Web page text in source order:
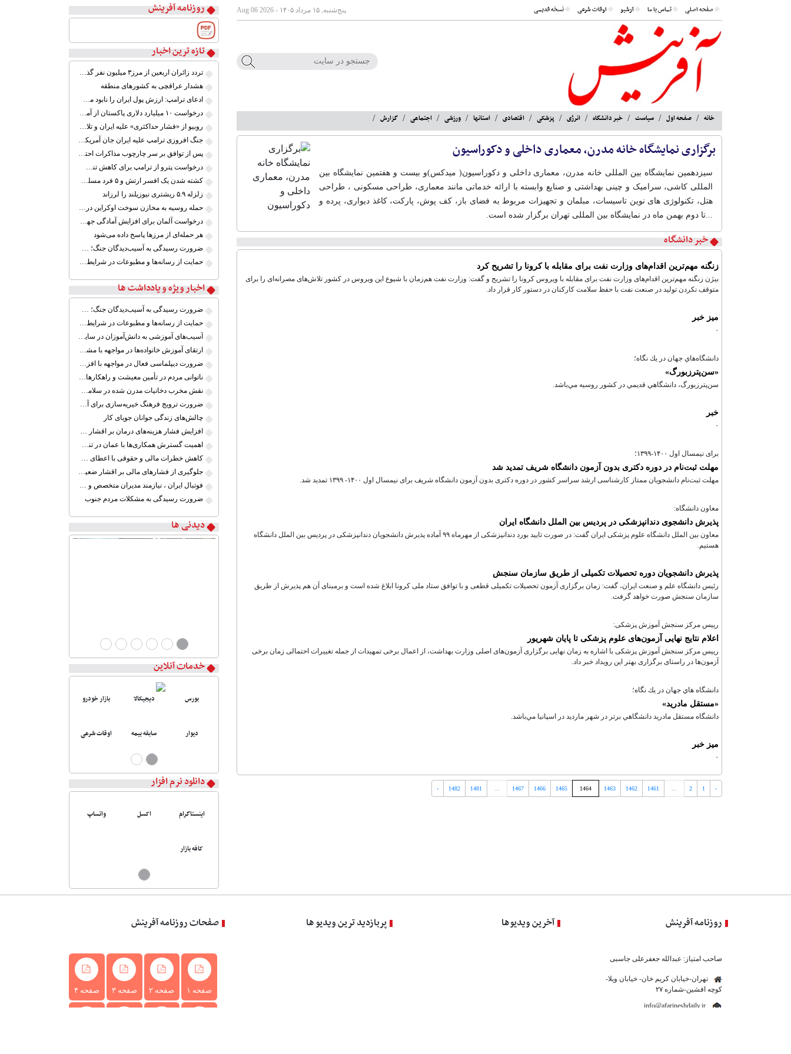
صفحه اصلی تماس با ما آرشیو اوقات شرعی نسخه قدیمی پنج‌شنبه, ۱۵ مرداد ۱۴۰۵ - Aug 06 2026
خانه صفحه اول سیاست خبر دانشگاه انرژی پزشکی اقتصادی استانها ورزشی اجتماعی گزارش
برگزاری نمایشگاه خانه مدرن، معماری داخلی و دکوراسیون
سیزدهمین نمایشگاه بین المللی خانه مدرن، معماری داخلی و دکوراسیون( میدکس)و بیست و هفتمین نمایشگاه بین
المللی کاشی، سرامیک و چینی بهداشتی و صنایع وابسته با ارائه خدماتی مانند معماری، طراحی مسکونی ، طراحی
هتل، تکنولوژی های نوین تاسیسات، مبلمان و تجهیزات مربوط به فضای باز، کف پوش، پارکت، کاغذ دیواری، پرده و
...تا دوم بهمن ماه در نمایشگاه بین المللی تهران برگزار شده است.
خبر دانشگاه
زنگنه مهم‌ترین اقدام‌های وزارت نفت برای مقابله با کرونا را تشریح کرد
بیژن زنگنه مهم‌ترین اقدام‌های وزارت نفت برای مقابله با ویروس کرونا را تشریح و گفت: وزارت نفت هم‌زمان با شیوع این ویروس در کشور تلاش‌های مصرانه‌ای را برای
متوقف نکردن تولید در صنعت نفت با حفظ سلامت کارکنان در دستور کار قرار داد.
میز خبر
۰
دانشگاه‌هاي جهان در يك نگاه؛
«سن‌پترزبورگ»
سن‌پترزبورگ، دانشگاهي قديمي در كشور روسيه مي‌باشد.
خبر
۰
برای نیمسال اول ۱۴۰۰-۱۳۹۹؛
مهلت ثبت‌نام در دوره دکتری بدون آزمون دانشگاه شریف تمدید شد
مهلت ثبت‌نام دانشجویان ممتاز کارشناسی ارشد سراسر کشور در دوره دکتری بدون آزمون دانشگاه شریف برای نیمسال اول ۱۴۰۰- ۱۳۹۹ تمدید شد.
معاون دانشگاه:
پذیرش دانشجوی دندانپزشکی در پردیس بین الملل دانشگاه ایران
معاون بین الملل دانشگاه علوم پزشکی ایران گفت: در صورت تایید بورد دندانپزشکی از مهرماه ۹۹ آماده پذیرش دانشجویان دندانپزشکی در پردیس بین الملل دانشگاه
هستیم.
پذیرش دانشجویان دوره تحصیلات تکمیلی از طریق سازمان سنجش
رئیس دانشگاه علم و صنعت ایران، گفت: زمان برگزاری آزمون تحصیلات تکمیلی قطعی و با توافق ستاد ملی کرونا ابلاغ شده است و برمبنای آن هم پذیرش از طریق
سازمان سنجش صورت خواهد گرفت.
رییس مرکز سنجش آموزش پزشکی:
اعلام نتایج نهایی آزمون‌های علوم پزشکی تا پایان شهریور
رییس مرکز سنجش آموزش پزشکی با اشاره به زمان نهایی برگزاری آزمون‌های اصلی وزارت بهداشت، از اعمال برخی تمهیدات از جمله تغییرات احتمالی زمان‌ برخی
آزمون‌ها در راستای برگزاری بهتر این رویداد خبر داد.
دانشگاه هاي جهان در يك نگاه؛
«مستقل مادريد»
دانشگاه مستقل مادريد دانشگاهي برتر در شهر مارديد در اسپانيا مي‌باشد.
میز خبر
۰
‹
1
2
1461
1462
1463
1464
1465
1466
1467
1481
1482
›
روزنامه آفرینش
۱
۴
۵
۶
۷
۸
تازه ترین اخبار
تردد زائران اربعین از مرز۳ میلیون نفر گذشت
هشدار عراقچی به کشورهای منطقه
ادعای ترامپ: ارزش پول ایران را نابود می‌کنم
درخواست ۱۰ میلیارد دلاری پاکستان از آمریکا در ازای میانجی‌گری در مذاکرات ایران
روبیو از «فشار حداکثری» علیه ایران و تلاش برای توافق سخن گفت
جنگ افروزی ترامپ علیه ایران جان آمریکایی‌ها را به خطر می‌اندازد
پس از توافق بر سر چارچوب مذاکرات احتمالی، حمله به ایران را لغو کردم
درخواست پترو از ترامپ برای کاهش تنش با کوبا؛ «اکنون زمان گفت‌وگو است»
کشته شدن یک افسر ارتش و ۵ فرد مسلح در پاکستان
زلزله ۵.۹ ریشتری نیوزیلند را لرزاند
حمله روسیه به مخازن سوخت اوکراین در بندر اودسا
درخواست آلمان برای افزایش آمادگی جهت حفاظت از مرزهای اتحادیه اروپا
هر حمله‌ای از مرزها پاسخ داده می‌شود
ضرورت رسیدگی به آسیب‌دیدگان جنگ؛ حمایت از کارگران و خانواده‌ها
حمایت از رسانه‌ها و مطبوعات در شرایط جنگی
اخبار ویژه و یادداشت ها
ضرورت رسیدگی به آسیب‌دیدگان جنگ؛ حمایت از کارگران و خانواده‌ها
حمایت از رسانه‌ها و مطبوعات در شرایط جنگی
آسیب‌های آموزشی به دانش‌آموزان در سایه ابهام بازگشایی مدارس
ارتقای آموزش خانواده‌ها در مواجهه با مشکلات خاص
ضرورت دیپلماسی فعال در مواجهه با افزایش تنش‌های نظامی میان ایران و آمریکا
ناتوانی مردم در تأمین معیشت و راهکارهای کم اثر
نقش مخرب دخانیات مدرن شده در سلامت جوانان
ضرورت ترویج فرهنگ خیریه‌سازی برای آموزش کودکان کم برخوردار ایران
چالش‌های زندگی جوانان جویای کار
افزایش فشار هزینه‌های درمان بر اقشار ضعیف
اهمیت گسترش همکاری‌ها با عمان در تنگه هرمز
کاهش خطرات مالی و حقوقی با اعطای گواهینامه موتور سیکلت
جلوگیری از فشارهای مالی بر اقشار ضعیف جامعه ایران در شرایط بحرانی
فوتبال ایران ، نیازمند مدیران متخصص و آینده نگر
ضرورت رسیدگی به مشکلات مردم جنوب
دیدنی ها
خدمات آنلاین
بورس دیجیکالا بازار خودرو
دیوار سابقه بیمه اوقات شرعی
دانلود نرم افزار
اینستاگرام اکسل واتساپ
کافه بازار
روزنامه آفرینش
صاحب امتیاز: عبدالله جعفرعلی جاسبی
تهران-خیابان کریم خان- خیابان ویلا-
کوچه افشین-شماره ۲۷
info@afarineshdaily.ir
آخرین ویدیوها پربازدید ترین ویدیو ها صفحات روزنامه آفرینش
صفحه ۱ صفحه ۲ صفحه ۳ صفحه ۴